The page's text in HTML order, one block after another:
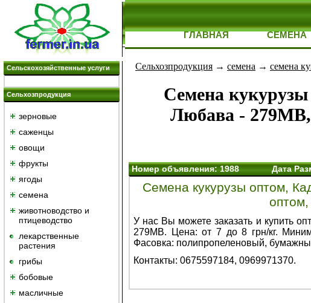
ГЛАВНАЯ СЕМЕНА
Сельскохозяйственные услуги
Сельхозпродукция
зерновые
саженцы
овощи
фрукты
ягоды
семена
животноводство и
птицеводство
лекарственные
растения
грибы
бобовые
масличные
Сельхозпродукция → семена → семена
Семена
Любава - 279МВ,
Номер объявления: 1988 Дата
Семена кукурузы оптом,
У нас Вы можете заказать и купить
279МВ. Цена: от 7 до 8 грн/кг.
Фасовка: полипропеленовый,
Контакты: 0675597184, 0969971370.